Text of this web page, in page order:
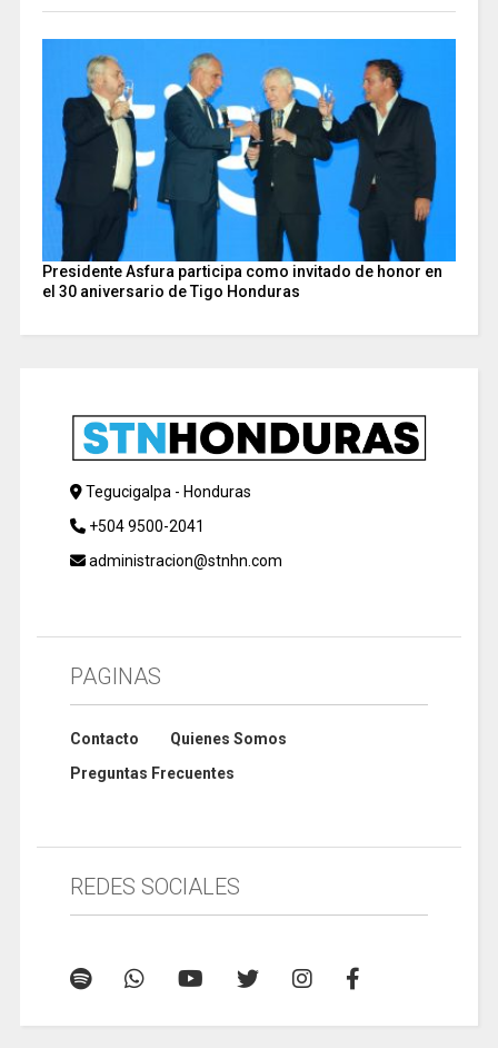
Presidente Asfura participa como invitado de honor en
el 30 aniversario de Tigo Honduras
Tegucigalpa - Honduras
+504 9500-2041
administracion@stnhn.com
PAGINAS
Contacto
Quienes Somos
Preguntas Frecuentes
REDES SOCIALES